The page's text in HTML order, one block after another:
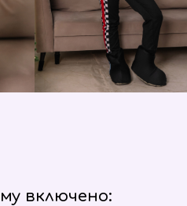
включено: